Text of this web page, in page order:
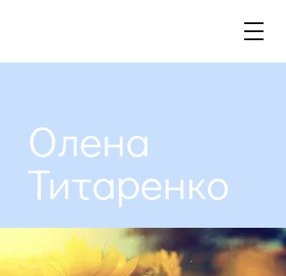
Олена
Титаренко